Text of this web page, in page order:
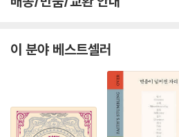
이 분야 베스트셀러